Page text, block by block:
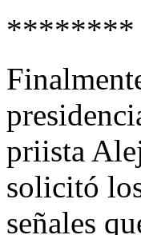
********
priista
solicitó
señales